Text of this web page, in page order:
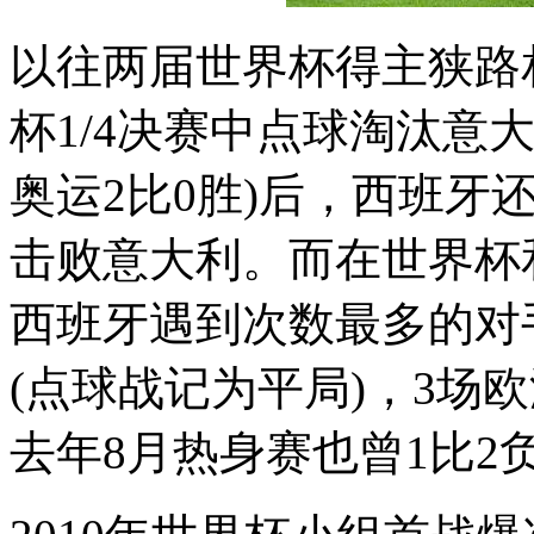
以往两届世界杯得主狭
杯1/4决赛中点球淘汰意
奥运2比0胜)后，西班牙
击败意大利。而在世界
西班牙遇到次数最多的
(点球战记为平局)，3场
去年8月热身赛也曾1比2